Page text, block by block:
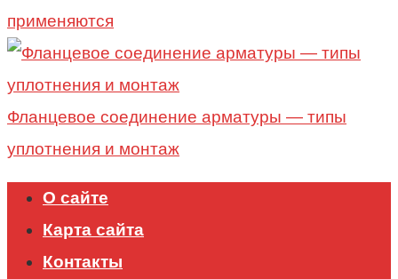
применяются
Фланцевое соединение арматуры — типы
уплотнения и монтаж
О сайте
Карта сайта
Контакты